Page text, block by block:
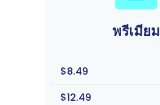
พรีเมียม
$8.49
$12.49